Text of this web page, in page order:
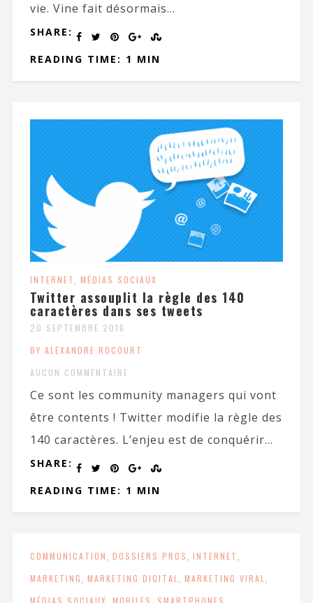
vie. Vine fait désormais...
SHARE:
READING TIME: 1 MIN
INTERNET, MÉDIAS SOCIAUX
Twitter assouplit la règle des 140
caractères dans ses tweets
20 SEPTEMBRE 2016
BY ALEXANDRE ROCOURT
AUCUN COMMENTAIRE
Ce sont les community managers qui vont
être contents ! Twitter modifie la règle des
140 caractères. L’enjeu est de conquérir...
SHARE:
READING TIME: 1 MIN
COMMUNICATION, DOSSIERS PROS, INTERNET,
MARKETING, MARKETING DIGITAL , MARKETING VIRAL ,
MÉDIAS SOCIAUX MOBILES SMARTPHONES